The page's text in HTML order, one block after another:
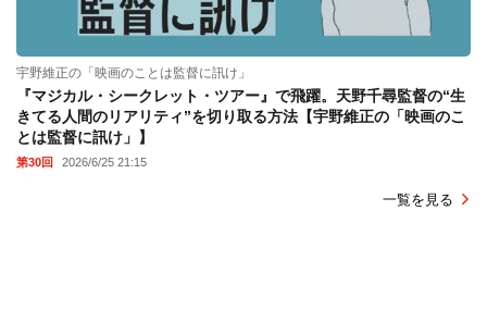
宇野維正の「映画のことは監督に訊け」
『マジカル・シークレット・ツアー』で飛躍。天野千尋監督の“生
きてる人間のリアリティ”を切り取る方法【宇野維正の「映画のこ
とは監督に訊け」】
第30回 2026/6/25 21:15
一覧を見る